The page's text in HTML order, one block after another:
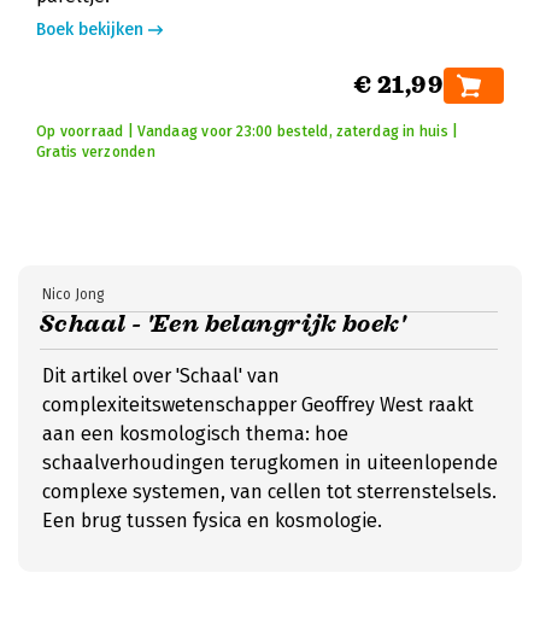
Boek bekijken
€ 21,99
Op voorraad | Vandaag voor 23:00 besteld, zaterdag in huis |
Gratis verzonden
Schaal - 'Een belangrijk boek'
Nico Jong
Dit artikel over 'Schaal' van
complexiteitswetenschapper Geoffrey West raakt
aan een kosmologisch thema: hoe
schaalverhoudingen terugkomen in uiteenlopende
complexe systemen, van cellen tot sterrenstelsels.
Een brug tussen fysica en kosmologie.